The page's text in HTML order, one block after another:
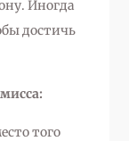
Иногда
достичь
того